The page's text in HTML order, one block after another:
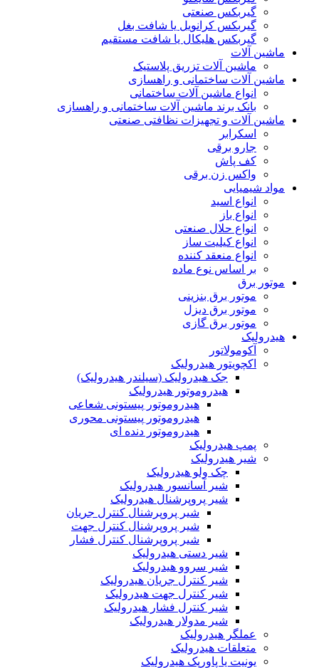
گیربکس صنعتی
گیربکس کرانویل یا شافت بغل
گیربکس هلیکال یا شافت مستقیم
ماشین آلات
ماشین آلات تزریق پلاستیک
ماشین آلات ساختمانی و راهسازی
انواع ماشین آلات ساختمانی
بانک برند ماشین آلات ساختمانی و راهسازی
ماشین آلات و تجهیزات نظافتی صنعتی
اسکرابر
جارو برقی
کف پاش
واکس زن برقی
مواد شیمیایی
انواع اسید
انواع باز
انواع حلال صنعتی
انواع کیلیت ساز
انواع منعقد کننده
بر اساس نوع ماده
موتور برق
موتور برق بنزینی
موتور برق دیزل
موتور برق گازی
هیدرولیک
آکومولاتور
اکچویتور هیدرولیک
جک هیدرولیک (سیلندر هیدرولیک)
هیدروموتور هیدرولیک
هیدروموتور پیستونی شعاعی
هیدروموتور پیستونی محوری
هیدروموتور دنده ای
پمپ هیدرولیک
شیر هیدرولیک
چک ولو هیدرولیک
شیر آسانسور هیدرولیک
شیر پروپرشنال هیدرولیک
شیر پروپرشنال کنترل جریان
شیر پروپرشنال کنترل جهت
شیر پروپرشنال کنترل فشار
شیر دستی هیدرولیک
شیر سروو هیدرولیک
شیر کنترل جریان هیدرولیک
شیر کنترل جهت هیدرولیک
شیر کنترل فشار هیدرولیک
شیر مدولار هیدرولیک
عملگر هیدرولیک
متعلقات هیدرولیک
یونیت یا پاورپک هیدرولیک